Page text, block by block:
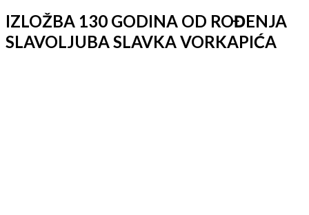
IZLOŽBA 130 GODINA OD ROĐENJA
SLAVOLJUBA SLAVKA VORKAPIĆA